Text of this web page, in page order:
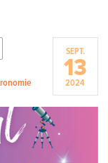
SEPT.
13
2024